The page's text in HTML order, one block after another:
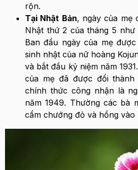
rộn.
Tại Nhật Bản, ngày của mẹ
Nhật thứ 2 của tháng 5 như
Ban đầu ngày của mẹ
sinh nhật của nữ hoàng
và bắt đầu kỷ niệm năm
của mẹ đã được đổi
chính thức công nhận là
năm 1949. Thường các bà
cẩm chướng đỏ và hồng vào